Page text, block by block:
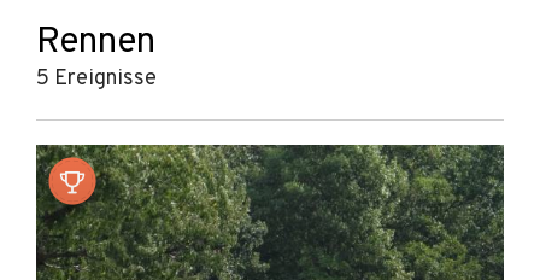
Rennen
5 Ereignisse